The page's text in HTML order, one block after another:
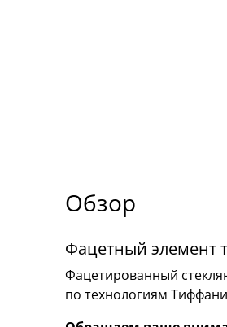
Обзор
Фацетный элемент
Фацетированный
по технологиям